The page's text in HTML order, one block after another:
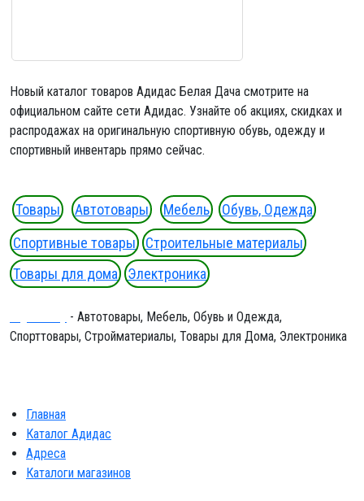
Новый каталог товаров Адидас Белая Дача смотрите на
официальном сайте сети Адидас. Узнайте об акциях, скидках и
распродажах на оригинальную спортивную обувь, одежду и
спортивный инвентарь прямо сейчас.
Товары Автотовары Мебель
Обувь, Одежда
Спортивные товары
Строительные материалы
Товары для дома
Электроника
- Автотовары, Мебель, Обувь и Одежда,
Спорттовары, Стройматериалы, Товары для Дома, Электроника
Главная
Каталог Адидас
Адреса
Каталоги магазинов